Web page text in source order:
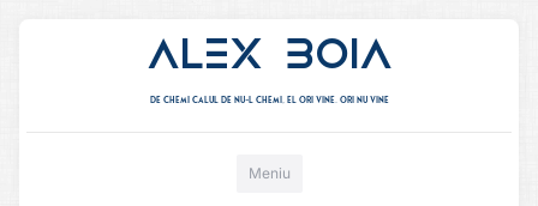
Alex Boia
De chemi calul de nu-l chemi, el ori vine. ori nu vine
Meniu